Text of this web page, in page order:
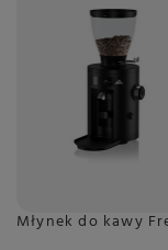
Młynek do kawy